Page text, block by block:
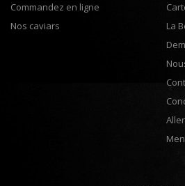
Commandez en ligne
Nos caviars
La